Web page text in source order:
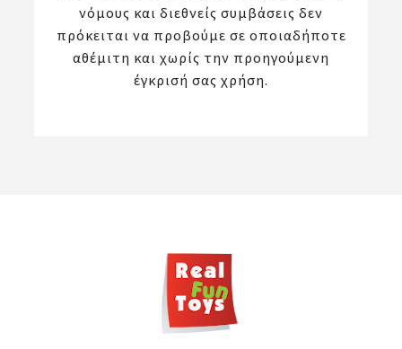
νόμους και διεθνείς συμβάσεις δεν
πρόκειται να προβούμε σε οποιαδήποτε
αθέμιτη και χωρίς την προηγούμενη
έγκρισή σας χρήση.